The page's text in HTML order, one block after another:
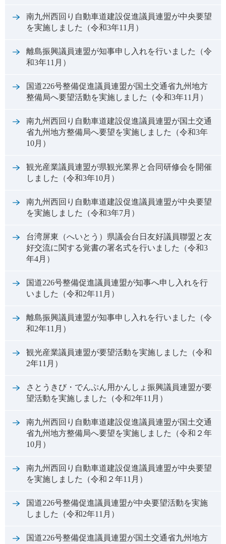
南九州西回り自動車道建設促進議員連盟が中央要望
を実施しました（令和3年11月）
離島振興議員連盟が知事申し入れを行いました（令
和3年11月）
国道226号整備促進議員連盟が国土交通省九州地方
整備局へ要望活動を実施しました（令和3年11月）
南九州西回り自動車道建設促進議員連盟が国土交通
省九州地方整備局へ要望を実施しました（令和3年
10月）
観光産業議員連盟が県観光業界と合同研修会を開催
しました（令和3年10月）
南九州西回り自動車道建設促進議員連盟が中央要望
を実施しました（令和3年7月）
台湾屏東（へいとう）県議会台日友好議員聯盟と友
好交流に関する覚書の署名式を行いました（令和3
年4月）
国道226号整備促進議員連盟が知事へ申し入れを行
いました（令和2年11月）
離島振興議員連盟が知事申し入れを行いました（令
和2年11月）
観光産業議員連盟が要望活動を実施しました（令和
2年11月）
さとうきび・でんぷん用かんしょ振興議員連盟が要
望活動を実施しました（令和2年11月）
南九州西回り自動車道建設促進議員連盟が国土交通
省九州地方整備局へ要望を実施しました（令和２年
10月）
南九州西回り自動車道建設促進議員連盟が中央要望
を実施しました（令和２年11月）
国道226号整備促進議員連盟が中央要望活動を実施
しました（令和2年11月）
国道226号整備促進議員連盟が国土交通省九州地方